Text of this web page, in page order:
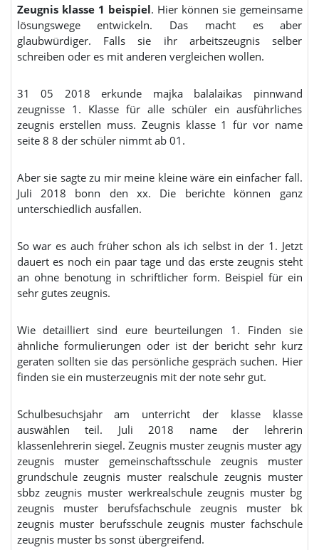
Zeugnis klasse 1 beispiel. Hier können sie gemeinsame
lösungswege entwickeln. Das macht es aber
glaubwürdiger. Falls sie ihr arbeitszeugnis selber
schreiben oder es mit anderen vergleichen wollen.
31 05 2018 erkunde majka balalaikas pinnwand
zeugnisse 1. Klasse für alle schüler ein ausführliches
zeugnis erstellen muss. Zeugnis klasse 1 für vor name
seite 8 8 der schüler nimmt ab 01.
Aber sie sagte zu mir meine kleine wäre ein einfacher fall.
Juli 2018 bonn den xx. Die berichte können ganz
unterschiedlich ausfallen.
So war es auch früher schon als ich selbst in der 1. Jetzt
dauert es noch ein paar tage und das erste zeugnis steht
an ohne benotung in schriftlicher form. Beispiel für ein
sehr gutes zeugnis.
Wie detailliert sind eure beurteilungen 1. Finden sie
ähnliche formulierungen oder ist der bericht sehr kurz
geraten sollten sie das persönliche gespräch suchen. Hier
finden sie ein musterzeugnis mit der note sehr gut.
Schulbesuchsjahr am unterricht der klasse klasse
auswählen teil. Juli 2018 name der lehrerin
klassenlehrerin siegel. Zeugnis muster zeugnis muster agy
zeugnis muster gemeinschaftsschule zeugnis muster
grundschule zeugnis muster realschule zeugnis muster
sbbz zeugnis muster werkrealschule zeugnis muster bg
zeugnis muster berufsfachschule zeugnis muster bk
zeugnis muster berufsschule zeugnis muster fachschule
zeugnis muster bs sonst übergreifend.